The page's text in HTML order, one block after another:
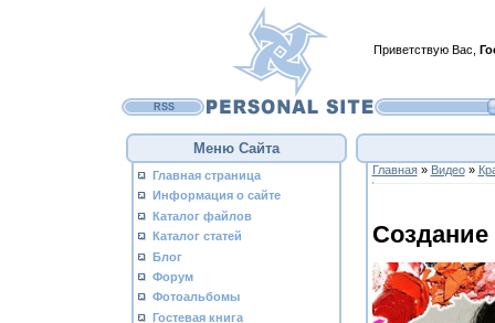
Приветствую Вас
RSS
Меню Сайта
Главная страница
Информация о сайте
Каталог файлов
Каталог статей
Блог
Форум
Фотоальбомы
Гостевая книга
Главная» Видео»